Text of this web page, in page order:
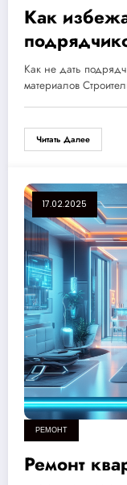
Как
шагов для
надежного
дома
Как не дать
материалов
Читать Далее
17.02.2025
РЕМОНТ
Ремонт